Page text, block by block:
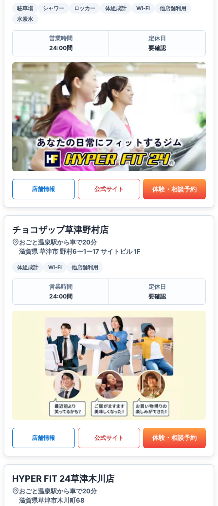
駐車場 シャワー ロッカー 体組成計 Wi-Fi
他店舗利用
水素水
営業時間
24:00間
定休日
要確認
店舗情報 公式サイト 体験・相談予約
チョコザップ草津野村店
おごと温泉駅から車で20分
滋賀県 草津市 野村6ー1ー17 サイトビル 1F
体組成計 Wi-Fi 他店舗利用
営業時間
24:00間
定休日
要確認
店舗情報 公式サイト 体験・相談予約
HYPER FIT 24草津木川店
おごと温泉駅から車で20分
滋賀県草津市木川町68